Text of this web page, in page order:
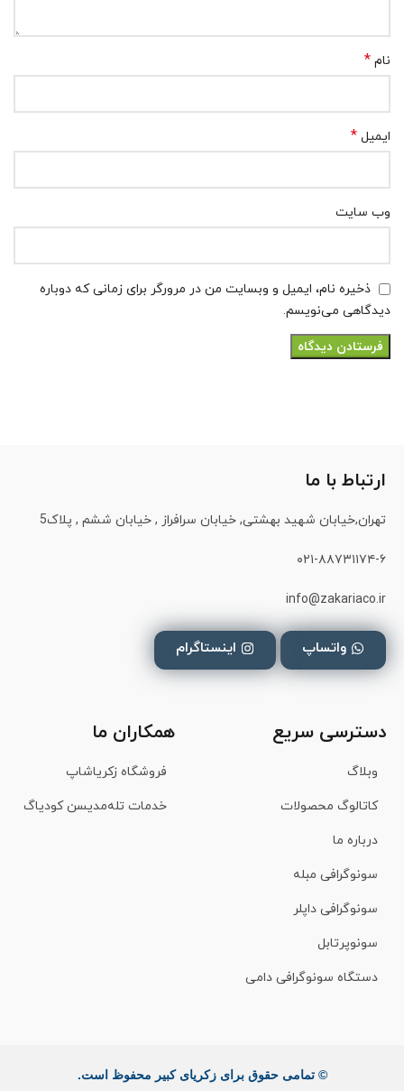
نام*
ایمیل*
وب‌ سایت
ذخیره نام، ایمیل و وبسایت من در مرورگر برای زمانی که دوباره
دیدگاهی می‌نویسم.
ارتباط با ما
تهران,خیابان شهید بهشتی, خیابان سرافراز , خیابان ششم , پلاک5
۰۲۱-۸۸۷۳۱۱۷۴-۶
info@zakariaco.ir
واتساپ اینستاگرام
دسترسی سریع
وبلاگ
کاتالوگ محصولات
درباره ما
سونوگرافی مبله
سونوگرافی داپلر
سونوپرتابل
دستگاه سونوگرافی دامی
همکاران ما
فروشگاه زکریاشاپ
خدمات تله‌مدیسن کودیاگ
© تمامی حقوق برای زکریای کبیر محفوظ است.